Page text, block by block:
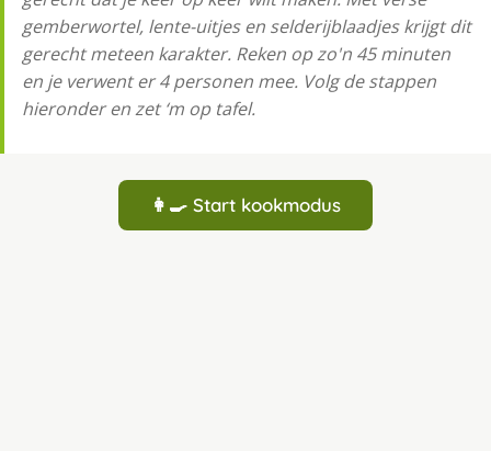
gemberwortel, lente-uitjes en selderijblaadjes krijgt dit
gerecht meteen karakter. Reken op zo'n 45 minuten
en je verwent er 4 personen mee. Volg de stappen
hieronder en zet ‘m op tafel.
👩‍🍳 Start kookmodus